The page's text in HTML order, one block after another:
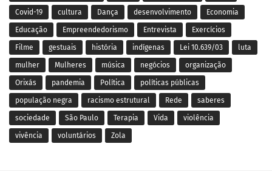
Covid-19 cultura Dança desenvolvimento Economia
Educação Empreendedorismo Entrevista Exercícios
Filme gestuais história indígenas Lei 10.639/03 luta
mulher Mulheres música negócios organização
Orixás pandemia Política políticas públicas
população negra racismo estrutural Rede saberes
sociedade São Paulo Terapia Vida violência
vivência voluntários Zola